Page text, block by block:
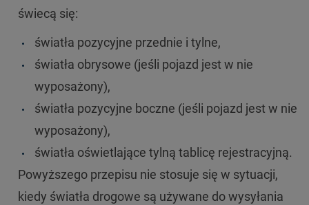
świecą się:
światła pozycyjne przednie i tylne,
światła obrysowe (jeśli pojazd jest w nie
wyposażony),
światła pozycyjne boczne (jeśli pojazd jest w nie
wyposażony),
światła oświetlające tylną tablicę rejestracyjną.
Powyższego przepisu nie stosuje się w sytuacji,
kiedy światła drogowe są używane do wysyłania